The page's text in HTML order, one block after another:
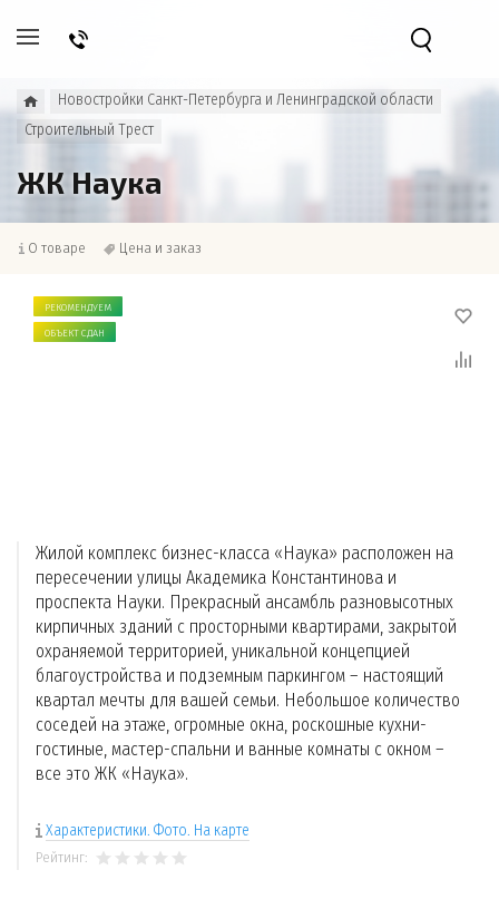
Новостройки Санкт-Петербурга и Ленинградской области
Строительный Трест
ЖК Наука
О товаре Цена и заказ
РЕКОМЕНДУЕМ
ОБЪЕКТ СДАН
Жилой комплекс бизнес-класса «Наука» расположен на
пересечении улицы Академика Константинова и
проспекта Науки. Прекрасный ансамбль разновысотных
кирпичных зданий с просторными квартирами, закрытой
охраняемой территорией, уникальной концепцией
благоустройства и подземным паркингом – настоящий
квартал мечты для вашей семьи. Небольшое количество
соседей на этаже, огромные окна, роскошные кухни-
гостиные, мастер-спальни и ванные комнаты с окном –
все это ЖК «Наука».
Характеристики. Фото. На карте
Рейтинг: